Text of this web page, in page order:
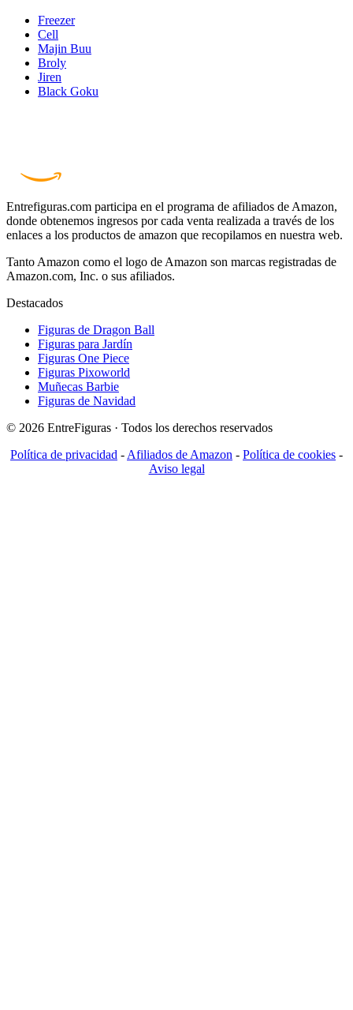
Freezer
Cell
Majin Buu
Broly
Jiren
Black Goku
Entrefiguras.com participa en el programa de afiliados de Amazon,
donde obtenemos ingresos por cada venta realizada a través de los
enlaces a los productos de amazon que recopilamos en nuestra web.
Tanto Amazon como el logo de Amazon son marcas registradas de
Amazon.com, Inc. o sus afiliados.
Destacados
Figuras de Dragon Ball
Figuras para Jardín
Figuras One Piece
Figuras Pixoworld
Muñecas Barbie
Figuras de Navidad
© 2026 EntreFiguras · Todos los derechos reservados
Política de privacidad - Afiliados de Amazon - Política de cookies -
Aviso legal